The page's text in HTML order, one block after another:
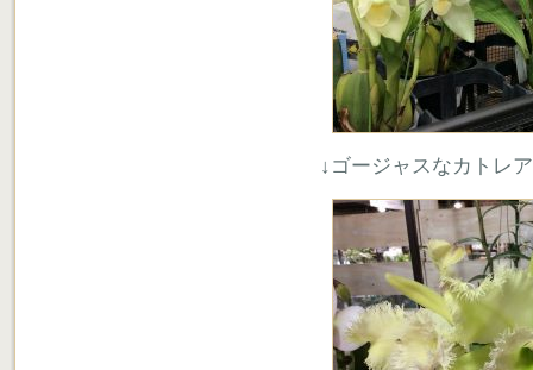
↓ゴージャスなカトレア